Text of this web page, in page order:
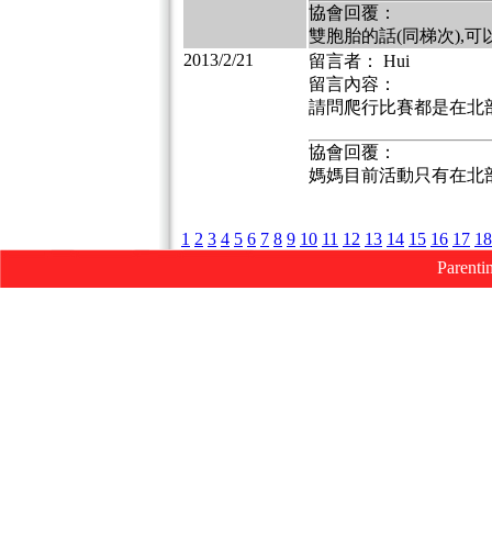
協會回覆：
雙胞胎的話(同梯次),可
2013/2/21
留言者： Hui
留言內容：
請問爬行比賽都是在北
協會回覆：
媽媽目前活動只有在北
1 2 3 4 5 6 7 8 9 10 11 12 13 14 15 16 17 18